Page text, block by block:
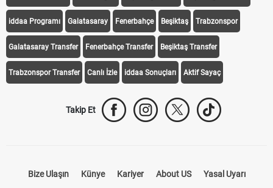
Transfer Haberleri TV'de Bugün Süper Lig Fikstür Süper Lig Haberleri
iddaa Programı Galatasaray Fenerbahçe Beşiktaş Trabzonspor
Galatasaray Transfer Fenerbahçe Transfer Beşiktaş Transfer
Canlı İzle iddaa Sonuçları Aktif Sayaç